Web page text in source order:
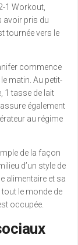
1 Workout,
avoir pris du
tournée vers le
commence
matin. Au petit-
1 tasse de lait
également
au régime
de la façon
d’un style de
alimentaire et sa
tout le monde de
occupée.